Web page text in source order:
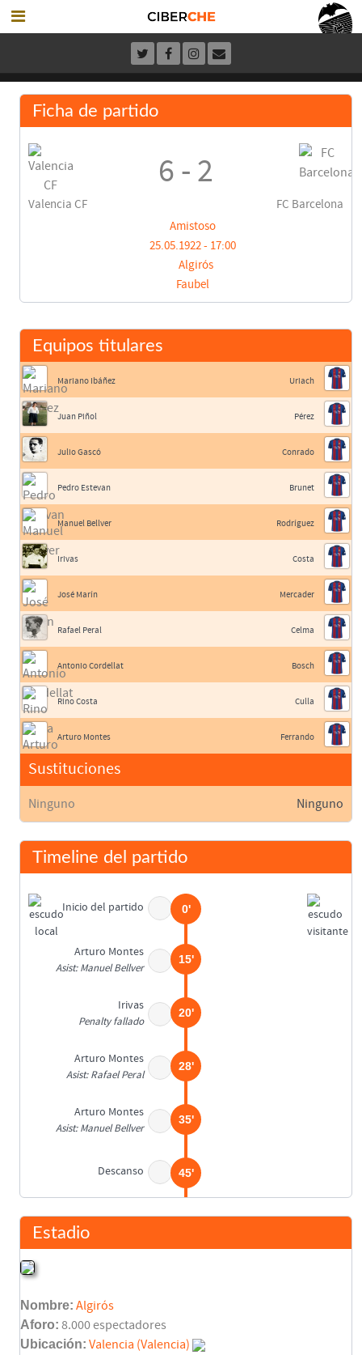
Ficha de partido
Valencia CF
6 - 2
FC Barcelona
Amistoso
25.05.1922 - 17:00
Algirós
Faubel
Equipos titulares
Mariano Ibáñez
Juan Piñol
Julio Gascó
Pedro Estevan
Manuel Bellver
Irivas
José Marín
Rafael Peral
Antonio Cordellat
Rino Costa
Arturo Montes
Sustituciones
Ninguno
Uriach
Pérez
Conrado
Brunet
Rodríguez
Costa
Mercader
Celma
Bosch
Culla
Ferrando
Ninguno
Timeline del partido
Inicio del partido 0'
Arturo Montes
Asist: Manuel Bellver
15'
Irivas
Penalty fallado
20'
Arturo Montes
Asist: Rafael Peral
28'
Arturo Montes
Asist: Manuel Bellver
35'
Descanso 45'
Arturo Montes
Asist: Manuel Bellver
Estadio
Nombre: Algirós
Aforo: 8.000 espectadores
Ubicación: Valencia (Valencia)